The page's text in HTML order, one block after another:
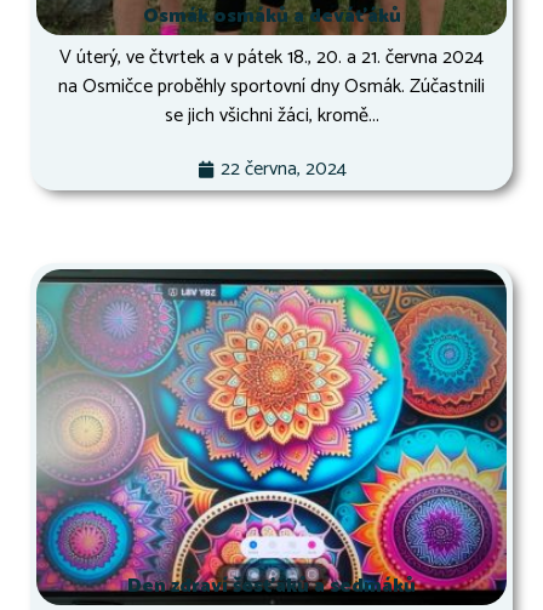
Osmák osmáků a deváťáků
V úterý, ve čtvrtek a v pátek 18., 20. a 21. června 2024
na Osmičce proběhly sportovní dny Osmák. Zúčastnili
se jich všichni žáci, kromě...
22 června, 2024
Den zdraví šesťáků a sedmáků